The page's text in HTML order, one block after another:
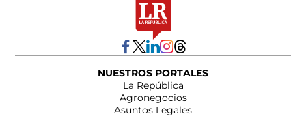
NUESTROS PORTALES
La República
Agronegocios
Asuntos Legales